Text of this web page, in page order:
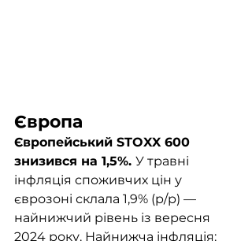
Європейський STOXX 600
знизився на 1,5%. У травні
інфляція споживчих цін у
єврозоні склала 1,9% (р/р) —
найнижчий рівень із вересня
2024 року. Найнижча інфляція: